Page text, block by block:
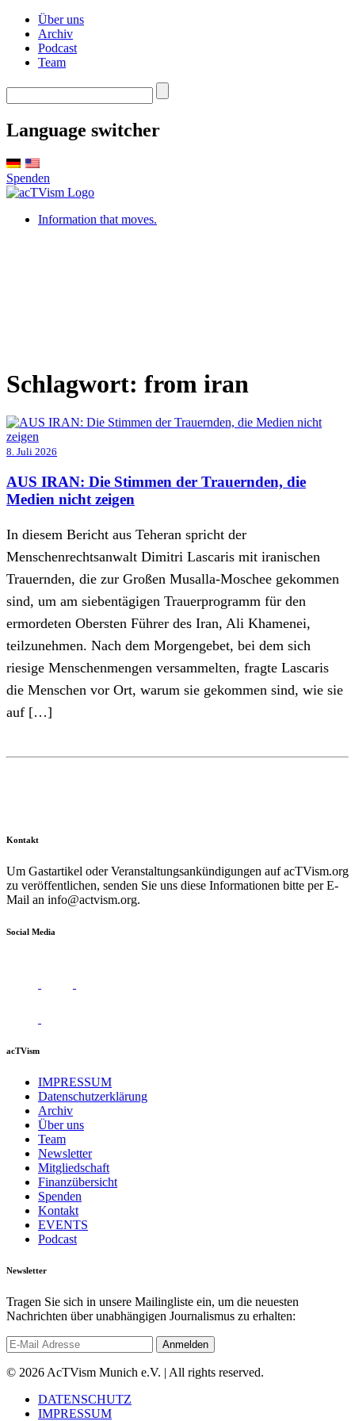
Über uns
Archiv
Podcast
Team
Language switcher
Spenden
Information that moves.
Schlagwort: from iran
8. Juli 2026
AUS IRAN: Die Stimmen der Trauernden, die
Medien nicht zeigen
In diesem Bericht aus Teheran spricht der
Menschenrechtsanwalt Dimitri Lascaris mit iranischen
Trauernden, die zur Großen Musalla-Moschee gekommen
sind, um am siebentägigen Trauerprogramm für den
ermordeten Obersten Führer des Iran, Ali Khamenei,
teilzunehmen. Nach dem Morgengebet, bei dem sich
riesige Menschenmengen versammelten, fragte Lascaris
die Menschen vor Ort, warum sie gekommen sind, wie sie
auf […]
Kontakt
Um Gastartikel oder Veranstaltungsankündigungen auf acTVism.org
zu veröffentlichen, senden Sie uns diese Informationen bitte per E-
Mail an info@actvism.org.
Social Media
acTVism
IMPRESSUM
Datenschutzerklärung
Archiv
Über uns
Team
Newsletter
Mitgliedschaft
Finanzübersicht
Spenden
Kontakt
EVENTS
Podcast
Newsletter
Tragen Sie sich in unsere Mailingliste ein, um die neuesten
Nachrichten über unabhängigen Journalismus zu erhalten:
© 2026 AcTVism Munich e.V. | All rights reserved.
DATENSCHUTZ
IMPRESSUM